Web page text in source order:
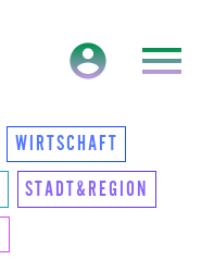
WIRTSCHAFT
STADT&REGION